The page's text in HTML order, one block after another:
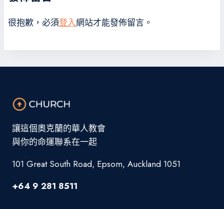
很抱歉，必須登入網站才能發佈留言。
讓這個奧克蘭的華人教會
與你的命運聯系在一起
101 Great South Road, Epsom, Auckland 1051
+64 9 281 8511